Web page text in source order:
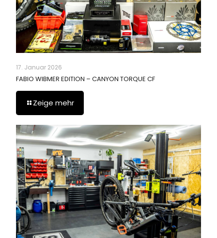
17. Januar 2026
FABIO WIBMER EDITION – CANYON TORQUE CF
Zeige mehr